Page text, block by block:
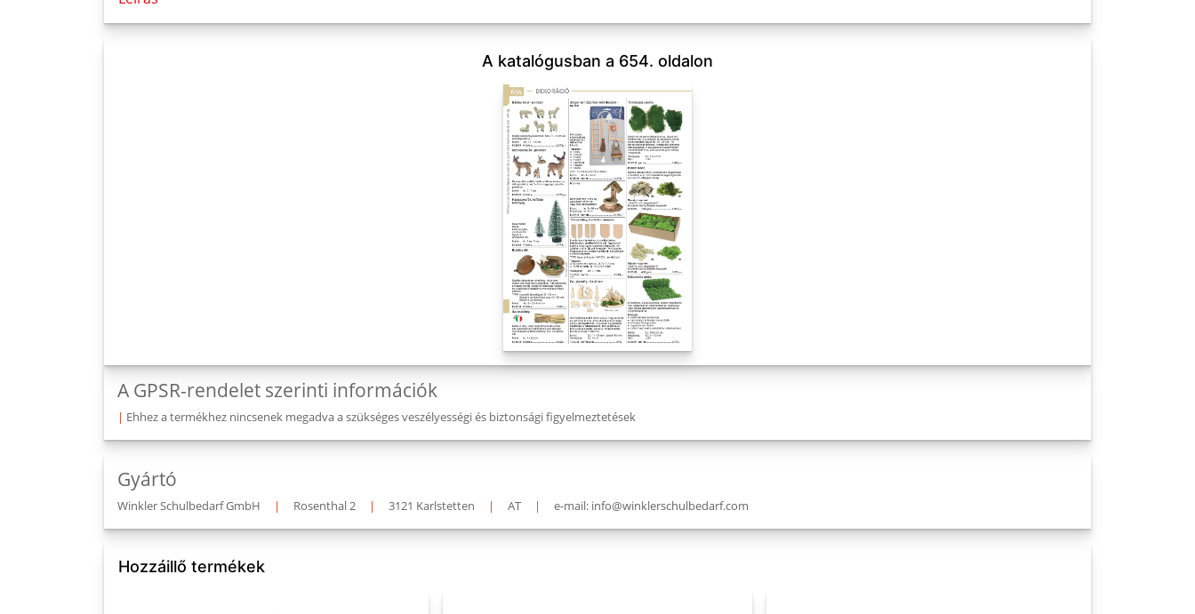
A katalógusban a 654. oldalon
A GPSR-rendelet szerinti információk
| Ehhez a termékhez nincsenek megadva a szükséges veszélyességi és biztonsági figyelmeztetések
Gyártó
Winkler Schulbedarf GmbH | Rosenthal 2 | 3121 Karlstetten | AT | e-mail: info@winklerschulbedarf.com
Hozzáillő termékek